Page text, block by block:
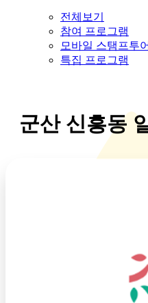
전체보기
참여 프로그램
모바일 스탬프투어
특집 프로그램
군산 신흥동